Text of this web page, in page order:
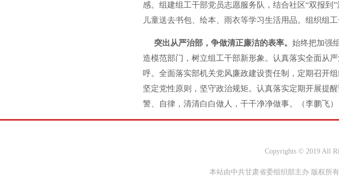
感。组建组工干部党员志愿服务队，结合社区“双报
儿童送去书包、绘本、雨衣等学习生活用品。组织组
突出从严治部，争做清正廉洁的表率。 始终把加强
造模范部门，树立组工干部新形象。认真落实全面从
呼。全面落实部机关党风廉政建设责任制，定期召开
坚定党性原则，坚守政治规矩。认真落实定期开展提
警、自律，清清白白做人，干干净净做事。（李鹏飞）
Copyrights © 2019 All
本站由中共甘肃省委组织部主办 版权所